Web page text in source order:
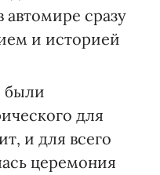
автомире сразу
и историей
были
для
и для всего
церемония